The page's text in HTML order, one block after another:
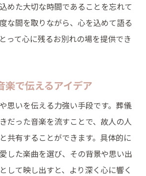
めた大切な時間であることを忘れて
な間を取りながら、心を込めて語る
って心に残るお別れの場を提供でき
楽で伝えるアイデア
思いを伝える力強い手段です。葬儀
だった音楽を流すことで、故人の人
共有することができます。具体的に
した楽曲を選び、その背景や思い出
して映し出すと、より深く心に響く